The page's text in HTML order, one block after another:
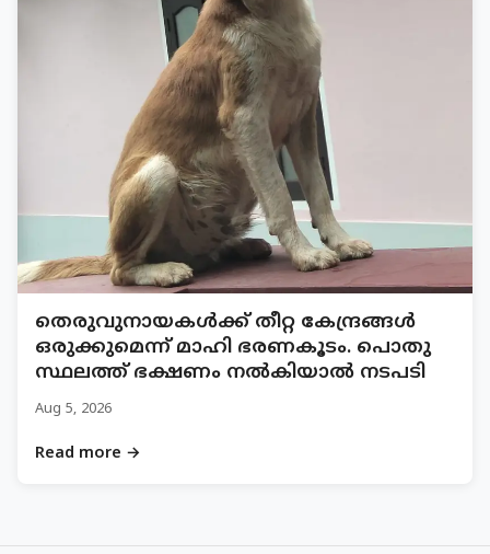
തെരുവുനായകൾക്ക് തീറ്റ കേന്ദ്രങ്ങൾ
ഒരുക്കുമെന്ന് മാഹി ഭരണകൂടം. പൊതു
സ്ഥലത്ത് ഭക്ഷണം നൽകിയാൽ നടപടി
Aug 5, 2026
Read more →